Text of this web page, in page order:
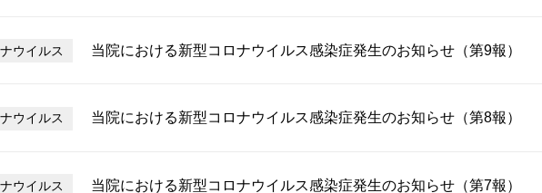
ウイルス 当院における新型コロナウイルス感染症発生のお知らせ（第9報）
ウイルス 当院における新型コロナウイルス感染症発生のお知らせ（第8報）
ウイルス 当院における新型コロナウイルス感染症発生のお知らせ（第7報）